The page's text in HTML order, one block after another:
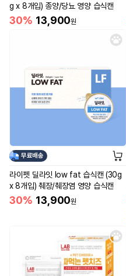
g x 8개입) 종양/당뇨 영양 습식캔
30% 13,900원
무료배송
라이펫 딜라잇 low fat 습식캔 (30g
x 8개입) 췌장/췌장염 영양 습식캔
30% 13,900원